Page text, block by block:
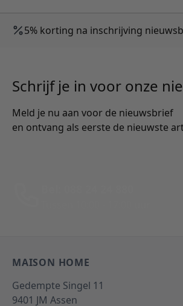
5% korting na inschrijving
Schrijf je in voor onze
Meld je nu aan voor de nieuwsbrief
en ontvang als eerste de nieuwste
MAISON HOME
Gedempte Singel 11
9401 JM Assen